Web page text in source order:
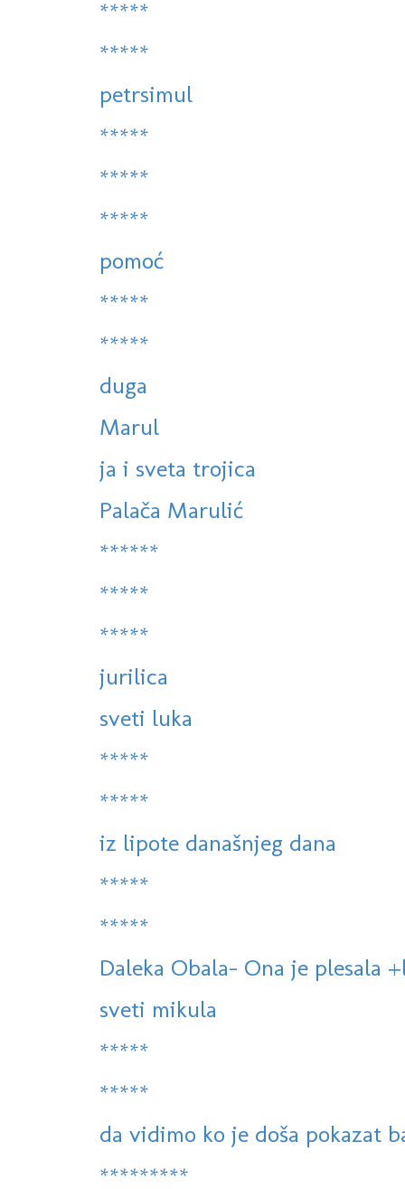
*****
*****
petrsimul
*****
*****
*****
pomoć
*****
*****
duga
Marul
ja i sveta trojica
Palača Marulić
******
*****
*****
jurilica
sveti luka
*****
*****
iz lipote današnjeg dana
*****
*****
Daleka Obala- Ona je plesala
sveti mikula
*****
*****
da vidimo ko je doša pokazat
*********